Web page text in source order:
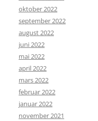
oktober 2022
september 2022
august 2022
juni 2022
mai 2022
april 2022
mars 2022
februar 2022
januar 2022
november 2021